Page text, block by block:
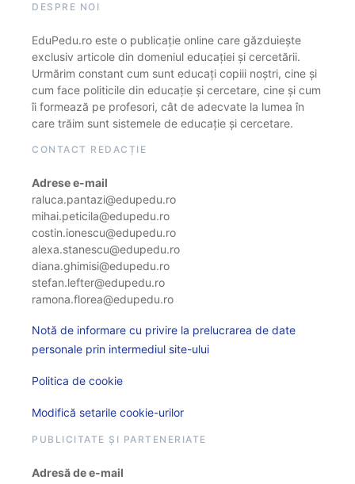
DESPRE NOI
EduPedu.ro este o publicație online care găzduiește
exclusiv articole din domeniul educației și cercetării.
Urmărim constant cum sunt educați copiii noștri, cine și
cum face politicile din educație și cercetare, cine și cum
îi formează pe profesori, cât de adecvate la lumea în
care trăim sunt sistemele de educație și cercetare.
CONTACT REDACȚIE
Adrese e-mail
raluca.pantazi@edupedu.ro
mihai.peticila@edupedu.ro
costin.ionescu@edupedu.ro
alexa.stanescu@edupedu.ro
diana.ghimisi@edupedu.ro
stefan.lefter@edupedu.ro
ramona.florea@edupedu.ro
Notă de informare cu privire la prelucrarea de date
personale prin intermediul site-ului
Politica de cookie
Modifică setarile cookie-urilor
PUBLICITATE ȘI PARTENERIATE
Adresă de e-mail